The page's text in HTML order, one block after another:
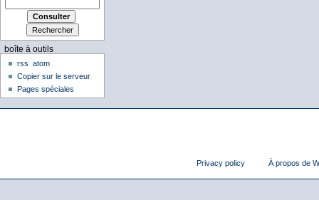
boîte à outils
rss
atom
Copier sur le serveur
Pages spéciales
Privacy policy À propos de